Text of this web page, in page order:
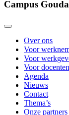
Campus Gouda
Over ons
Voor
Voor
Voor docenten
Agenda
Nieuws
Contact
Thema’s
Onze partners